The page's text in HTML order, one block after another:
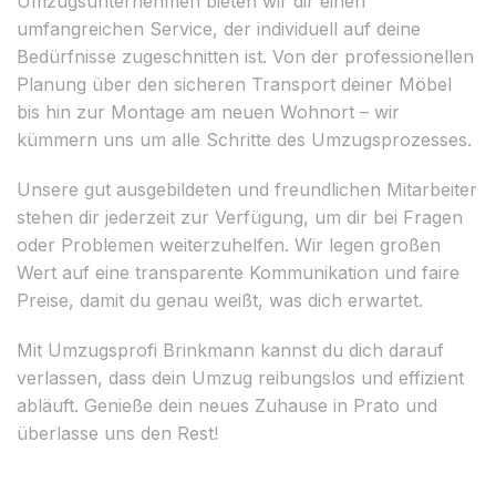
umfangreichen Service, der individuell auf deine
Bedürfnisse zugeschnitten ist. Von der professionellen
Planung über den sicheren Transport deiner Möbel
bis hin zur Montage am neuen Wohnort – wir
kümmern uns um alle Schritte des Umzugsprozesses.
Unsere gut ausgebildeten und freundlichen Mitarbeiter
stehen dir jederzeit zur Verfügung, um dir bei Fragen
oder Problemen weiterzuhelfen. Wir legen großen
Wert auf eine transparente Kommunikation und faire
Preise, damit du genau weißt, was dich erwartet.
Mit Umzugsprofi Brinkmann kannst du dich darauf
verlassen, dass dein Umzug reibungslos und effizient
abläuft. Genieße dein neues Zuhause in Prato und
überlasse uns den Rest!